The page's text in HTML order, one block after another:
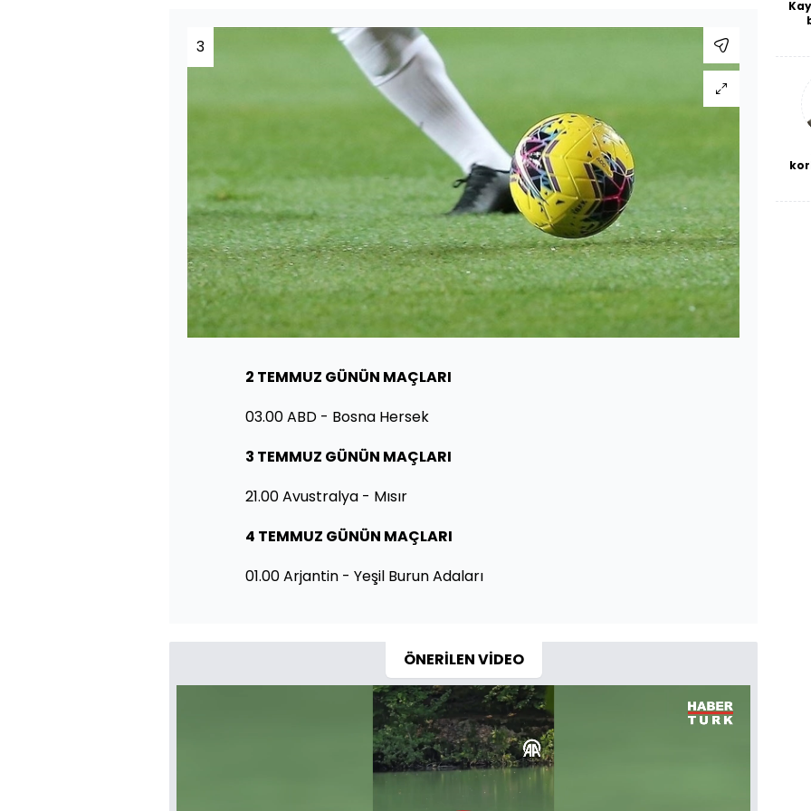
3
2 TEMMUZ GÜNÜN MAÇLARI
03.00 ABD - Bosna Hersek
3 TEMMUZ GÜNÜN MAÇLARI
21.00 Avustralya - Mısır
4 TEMMUZ GÜNÜN MAÇLARI
01.00 Arjantin - Yeşil Burun Adaları
ÖNERİLEN VİDEO